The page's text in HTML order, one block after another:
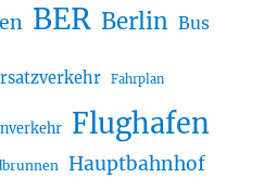
BER Berlin Bus
Fahrplan
Flughafen
Hauptbahnhof